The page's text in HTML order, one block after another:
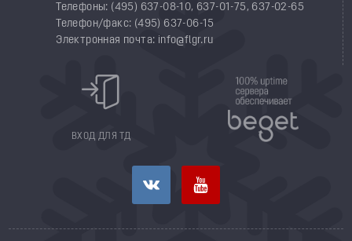
Телефоны: (495) 637-08-10, 637-01-75, 637-02-65
Телефон/факс: (495) 637-06-15
Электронная почта: info@flgr.ru
ВХОД ДЛЯ ТД